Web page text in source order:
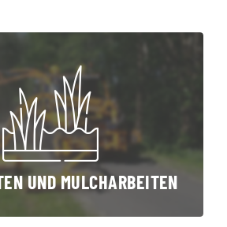
UND MULCHARBEITEN